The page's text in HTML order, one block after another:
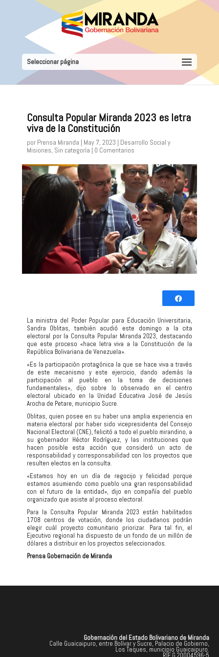
Seleccionar página
Consulta Popular Miranda 2023 es letra
viva de la Constitución
por Prensa Miranda | May 7, 2023 | Desarrollo Social y
Misiones, Sin categoría | 0 Comentarios
0
COMPARTIR
La ministra del Poder Popular para Educación Universitaria,
Sandra Oblitas, también acudió este domingo a la cita
electoral por la Consulta Popular Miranda 2023, destacando
que este proceso «hace letra viva a la Constitución de la
República Bolivariana de Venezuela».
«Es la participación protagónica la que se hace viva a través
de este mecanismo y este ejercicio, dando además la
participación al pueblo en la toma de decisiones
fundamentales», dijo sobre lo observado en el centro
electoral ubicado en la Unidad Educativa José de Jesús
Arocha de Petare, municipio Sucre.
Oblitas, quien posee en su haber una amplia experiencia en
materia electoral por haber sido vicepresidenta del Consejo
Nacional Electoral (CNE), felicitó a todo el pueblo mirandino, a
su gobernador Héctor Rodríguez, y las instituciones que
hacen posible esta acción que consideró un acto de
responsabilidad y corresponsabilidad con los proyectos que
resulten electos en la consulta.
«Estamos hoy en un día de regocijo y felicidad porque
estamos asumiendo como pueblo una gran responsabilidad
con el futuro de la entidad», dijo en compañía del pueblo
organizado que asiste al proceso electoral.
Para la Consulta Popular Miranda 2023 están habilitados
1708 centros de votación, donde los ciudadanos podrán
elegir cuál proyecto comunitario priorizar. Para tal fin, el
Ejecutivo regional ha dispuesto de un fondo de un millón de
dólares a distribuir en los proyectos seleccionados.
Prensa Gobernación de Miranda
Gobernación del Estado Bolivariano de Miranda
Calle Guaicaipuro, entre Bolívar y Sucre, Palacio de Gobierno,
Los Teques, municipio Guaicaipuro.
RIF G 20004596-5